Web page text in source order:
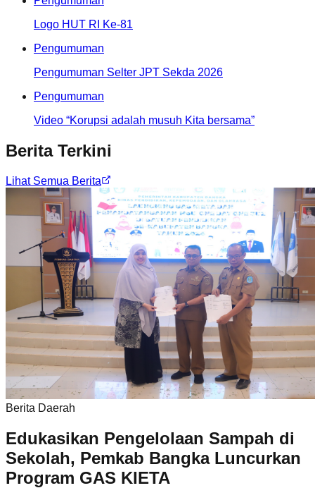
Logo HUT RI Ke-81
Pengumuman
Pengumuman Selter JPT Sekda 2026
Pengumuman
Video “Korupsi adalah musuh Kita bersama”
Berita Terkini
Lihat Semua Berita
Berita Daerah
Edukasikan Pengelolaan Sampah di
Sekolah, Pemkab Bangka Luncurkan
Program GAS KIETA